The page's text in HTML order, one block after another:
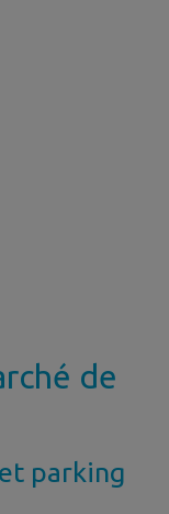
de
parking